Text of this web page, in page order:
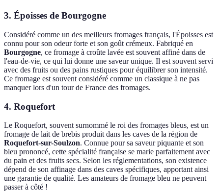
3. Époisses de Bourgogne
Considéré comme un des meilleurs fromages français, l'Époisses est
connu pour son odeur forte et son goût crémeux. Fabriqué en
Bourgogne, ce fromage à croûte lavée est souvent affiné dans de
l'eau-de-vie, ce qui lui donne une saveur unique. Il est souvent servi
avec des fruits ou des pains rustiques pour équilibrer son intensité.
Ce fromage est souvent considéré comme un classique à ne pas
manquer lors d'un tour de France des fromages.
4. Roquefort
Le Roquefort, souvent surnommé le roi des fromages bleus, est un
fromage de lait de brebis produit dans les caves de la région de
Roquefort-sur-Soulzon. Connue pour sa saveur piquante et son
bleu prononcé, cette spécialité française se marie parfaitement avec
du pain et des fruits secs. Selon les réglementations, son existence
dépend de son affinage dans des caves spécifiques, apportant ainsi
une garantie de qualité. Les amateurs de fromage bleu ne peuvent
passer à côté !